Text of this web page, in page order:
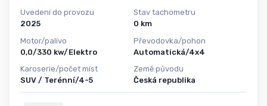
Uvedení do provozu
2025
Motor/palivo
0,0/330 kw/Elektro
Karoserie/počet míst
SUV / Terénní/4-5
Stav tachometru
0 km
Převodovka/pohon
Automatická/4x4
Země původu
Česká republika